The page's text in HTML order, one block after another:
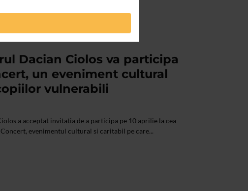
Dacian Ciolos va participa
un eveniment cultural
vulnerabili
a acceptat invitatia de a participa pe 10 aprilie la cea
evenimentul cultural si caritabil pe care...